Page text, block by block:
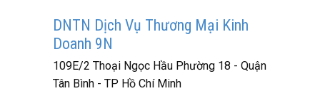
DNTN Dịch Vụ Thương Mại Kinh
Doanh 9N
109E/2 Thoại Ngọc Hầu Phường 18 - Quận
Tân Bình - TP Hồ Chí Minh